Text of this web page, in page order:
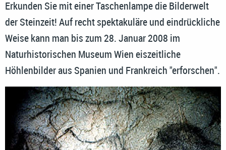
Erkunden Sie mit einer Taschenlampe die Bilderwelt
der Steinzeit! Auf recht spektakuläre und eindrückliche
Weise kann man bis zum 28. Januar 2008 im
Naturhistorischen Museum Wien eiszeitliche
Höhlenbilder aus Spanien und Frankreich "erforschen".